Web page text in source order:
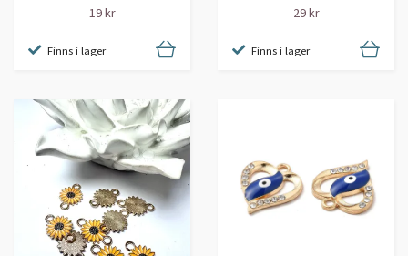
19 kr
Finns i lager
29 kr
Finns i lager